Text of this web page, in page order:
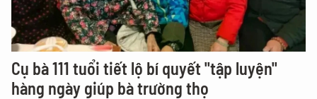
Cụ bà 111 tuổi tiết lộ bí quyết "tập luyện"
hàng ngày giúp bà trường thọ